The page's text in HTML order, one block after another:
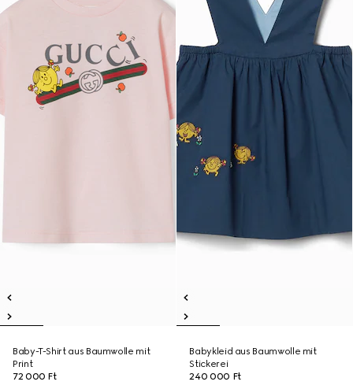
Baby-T-Shirt aus Baumwolle mit
Print
72 000 Ft
Babykleid aus Baumwolle mit
Stickerei
240 000 Ft